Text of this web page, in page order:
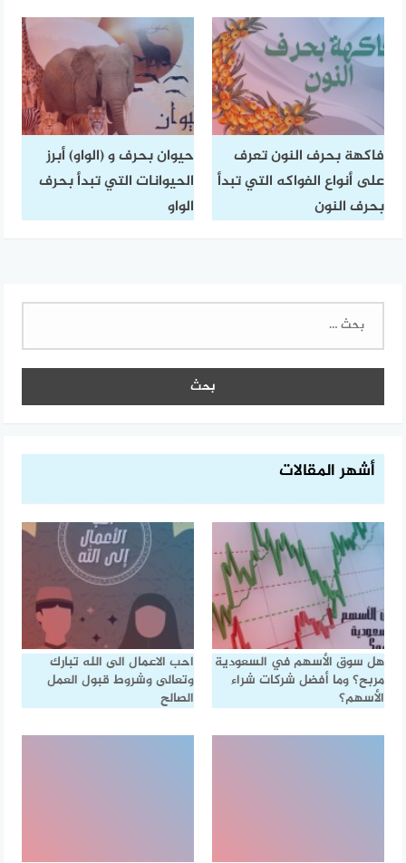
فاكهة بحرف النون تعرف
على أنواع الفواكه التي تبدأ
بحرف النون
حيوان بحرف و (الواو) أبرز
الحيوانات التي تبدأ بحرف
الواو
البحث
أشهر المقالات
هل سوق الأسهم في السعودية
مربح؟ وما أفضل شركات شراء
الأسهم؟
احب الاعمال الى الله تبارك
وتعالى وشروط قبول العمل
الصالح